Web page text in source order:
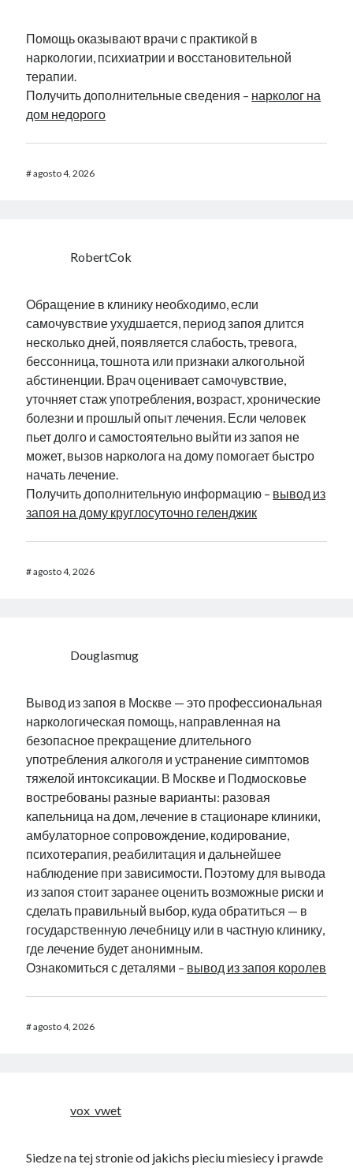
Помощь оказывают врачи с практикой в
наркологии, психиатрии и восстановительной
терапии.
Получить дополнительные сведения – нарколог на
дом недорого
#agosto 4, 2026
RobertCok
Обращение в клинику необходимо, если
самочувствие ухудшается, период запоя длится
несколько дней, появляется слабость, тревога,
бессонница, тошнота или признаки алкогольной
абстиненции. Врач оценивает самочувствие,
уточняет стаж употребления, возраст, хронические
болезни и прошлый опыт лечения. Если человек
пьет долго и самостоятельно выйти из запоя не
может, вызов нарколога на дому помогает быстро
начать лечение.
Получить дополнительную информацию – вывод из
запоя на дому круглосуточно геленджик
#agosto 4, 2026
Douglasmug
Вывод из запоя в Москве — это профессиональная
наркологическая помощь, направленная на
безопасное прекращение длительного
употребления алкоголя и устранение симптомов
тяжелой интоксикации. В Москве и Подмосковье
востребованы разные варианты: разовая
капельница на дом, лечение в стационаре клиники,
амбулаторное сопровождение, кодирование,
психотерапия, реабилитация и дальнейшее
наблюдение при зависимости. Поэтому для вывода
из запоя стоит заранее оценить возможные риски и
сделать правильный выбор, куда обратиться — в
государственную лечебницу или в частную клинику,
где лечение будет анонимным.
Ознакомиться с деталями – вывод из запоя королев
#agosto 4, 2026
vox_vwet
Siedze na tej stronie od jakichs pieciu miesiecy i prawde